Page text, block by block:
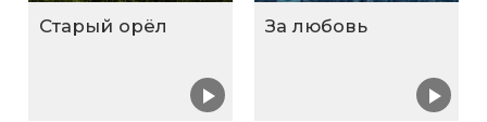
Старый орёл За любовь